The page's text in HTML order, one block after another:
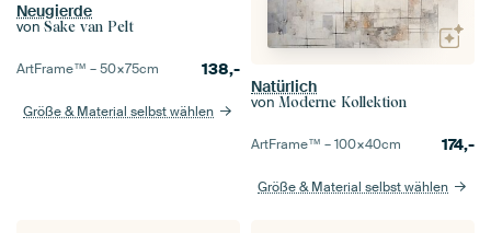
Neugierde
von Sake van Pelt
ArtFrame™ –50×75cm 138,-
Größe & Material selbst wählen
Natürlich
von Moderne Kollektion
ArtFrame™ –100×40cm 174,-
Größe & Material selbst wählen